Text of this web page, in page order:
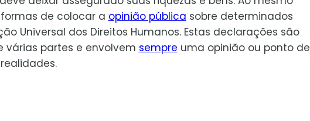
de colocar a opinião pública sobre determinados
Universal dos Direitos Humanos. Estas declarações são
várias partes e envolvem sempre uma opinião ou ponto de